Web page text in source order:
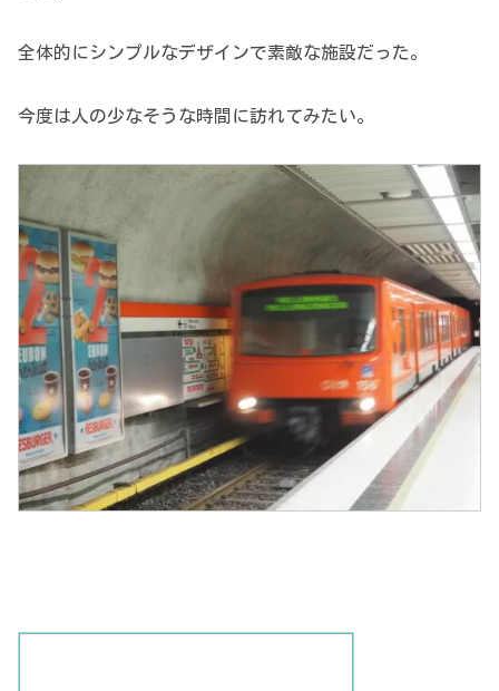
全体的にシンプルなデザインで素敵な施設だった。
今度は人の少なそうな時間に訪れてみたい。